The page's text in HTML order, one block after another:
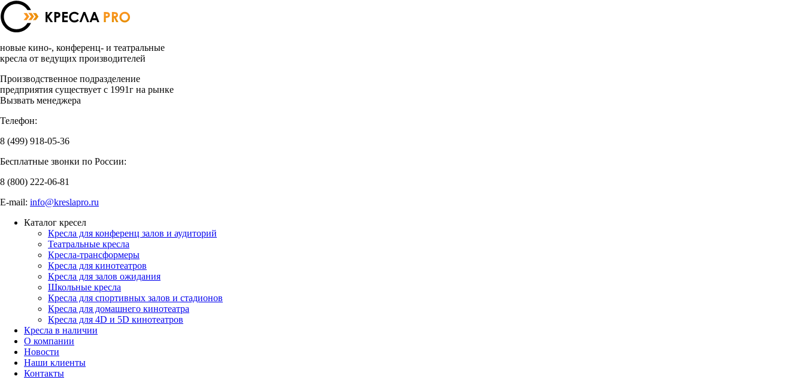
новые кино-, конференц- и театральные
кресла от ведущих производителей
Производственное подразделение
предприятия существует с 1991г на рынке
Вызвать менеджера
Телефон:
8 (499) 918-05-36
Бесплатные звонки по России:
8 (800) 222-06-81
E-mail: info@kreslapro.ru
Каталог кресел
Кресла для конференц залов и аудиторий
Театральные кресла
Кресла-трансформеры
Кресла для кинотеатров
Кресла для залов ожидания
Школьные кресла
Кресла для спортивных залов и стадионов
Кресла для домашнего кинотеатра
Кресла для 4D и 5D кинотеатров
Кресла в наличии
О компании
Новости
Наши клиенты
Контакты